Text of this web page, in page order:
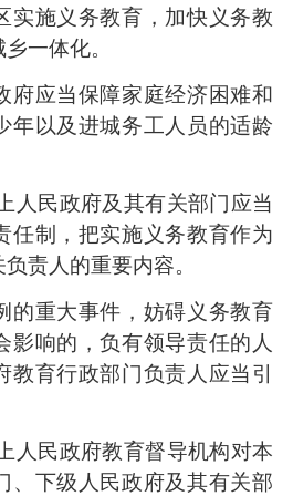
实施义务教育，加快义务教
一体化。
应当保障家庭经济困难和
年以及进城务工人员的适龄
民政府及其有关部门应当
任制，把实施义务教育作为
责人的重要内容。
重大事件，妨碍义务教育
影响的，负有领导责任的人
教育行政部门负责人应当引
民政府教育督导机构对本
、下级人民政府及其有关部